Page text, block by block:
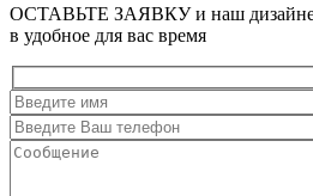
ОСТАВЬТЕ ЗАЯВКУи наш
в удобное для вас время